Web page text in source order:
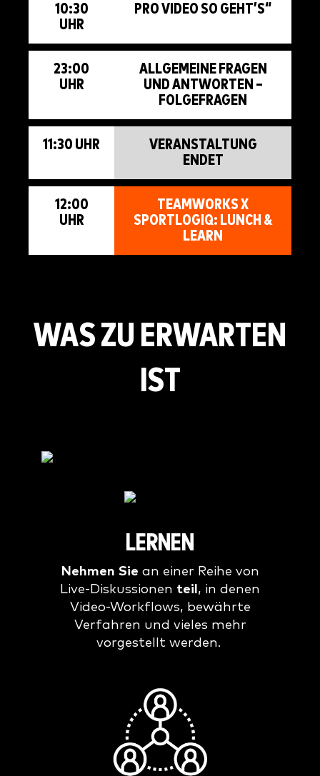
10:30
UHR
PRO VIDEO SO GEHT’S“
23:00
UHR
ALLGEMEINE FRAGEN
UND ANTWORTEN –
FOLGEFRAGEN
11:30 UHR
VERANSTALTUNG
ENDET
12:00
UHR
TEAMWORKS X
SPORTLOGIQ: LUNCH &
LEARN
WAS ZU ERWARTEN
IST
LERNEN
Nehmen Sie an einer Reihe von
Live-Diskussionen teil , in denen
Video-Workflows, bewährte
Verfahren und vieles mehr
vorgestellt werden.